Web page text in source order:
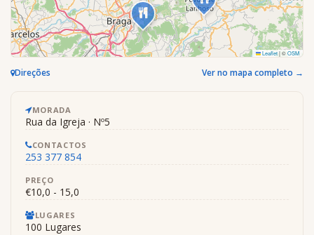
Leaflet|©OSM
Direções Ver no mapa completo →
MORADA
Rua da Igreja · Nº5
CONTACTOS
253 377 854
PREÇO
€10,0 - 15,0
LUGARES
100 Lugares